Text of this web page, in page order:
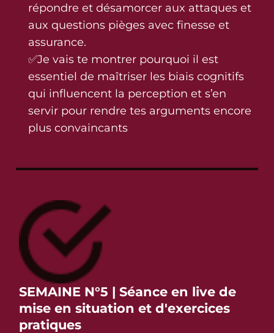
répondre et désamorcer aux attaques et
aux questions pièges avec finesse et
assurance.
✅Je vais te montrer pourquoi il est
essentiel de maîtriser les biais cognitifs
qui influencent la perception et s’en
servir pour rendre tes arguments encore
plus convaincants
SEMAINE N°5 | Séance en live de
mise en situation et d'exercices
pratiques